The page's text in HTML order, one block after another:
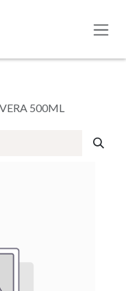
500ML